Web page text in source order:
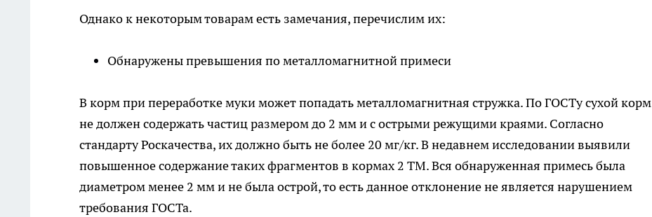
Однако к некоторым товарам есть замечания, перечислим их:
Обнаружены превышения по металломагнитной примеси
В корм при переработке муки может попадать металломагнитная стружка. По ГОСТу сухой корм
не должен содержать частиц размером до 2 мм и с острыми режущими краями. Согласно
стандарту Роскачества, их должно быть не более 20 мг/кг. В недавнем исследовании выявили
повышенное содержание таких фрагментов в кормах 2 ТМ. Вся обнаруженная примесь была
диаметром менее 2 мм и не была острой, то есть данное отклонение не является нарушением
требования ГОСТа.